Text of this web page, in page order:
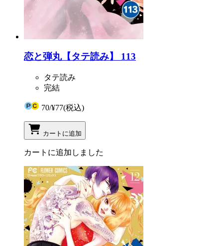
恋と弾丸【タテ読み】 113
タテ読み
完結
70/¥77(税込)
カートに追加
カートに追加しました